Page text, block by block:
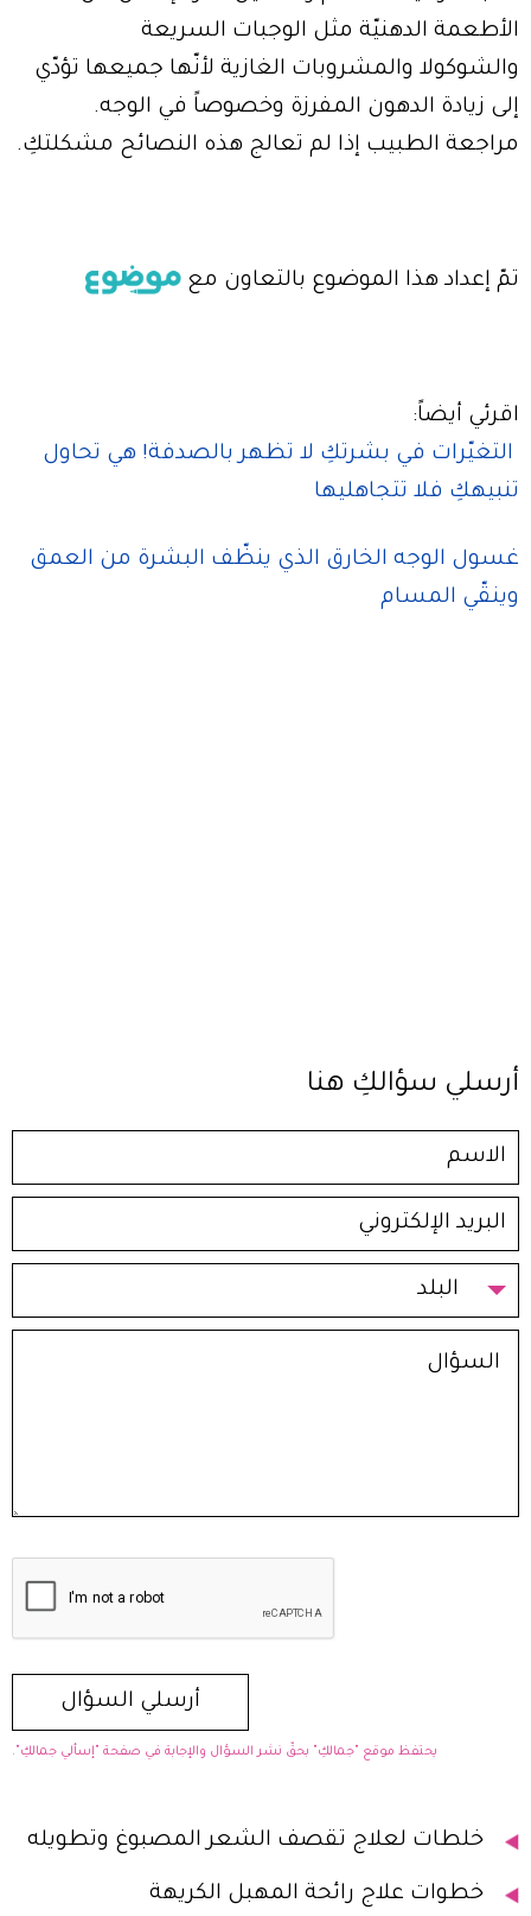
الأطعمة الدهنيّة مثل الوجبات السريعة
والشوكولا والمشروبات الغازية لأنّها جميعها تؤدّي
إلى زيادة الدهون المفرزة وخصوصاً في الوجه.
مراجعة الطبيب إذا لم تعالج هذه النصائح مشكلتكِ.
تمّ إعداد هذا الموضوع بالتعاون مع
اقرئي أيضاً:
التغيّرات في بشرتكِ لا تظهر بالصدفة! هي تحاول
تنبيهكِ فلا تتجاهليها
غسول الوجه الخارق الذي ينظّف البشرة من العمق
وينقّي المسام
أرسلي سؤالكِ هنا
البلد
يحتفظ موقع "جمالكِ" بحقّ نشر السؤال والإجابة في صفحة "إسألي جمالكِ".
خلطات لعلاج تقصف الشعر المصبوغ وتطويله
خطوات علاج رائحة المهبل الكريهة